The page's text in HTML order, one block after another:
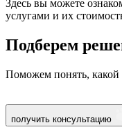
Здесь вы можете
услугами и их
Подберем
Поможем понять, какой
получить консультацию